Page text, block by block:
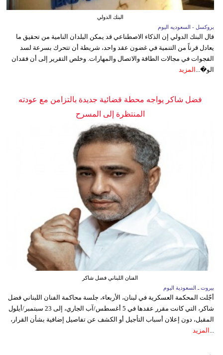
البنك الدولي
بروكسل - السعوديه اليوم
قال البنك الدولي إن الذكاء الاصطناعي قد يمكن البلدان النامية من تحقيق ما
يعادل قرناً من التنمية في غضون عقد واحد، شريطة أن تتحرك بسرعة لسد
الفجوات في مجالات الطاقة والاتصال والمهارات. وخلص التقرير إلى أن فقدان
الو�... المزيد
فضل شاكر يواجه محطة قضائية جديدة بالتزامن مع عودته
المنتظرة إلى المسرح
الفنان اللبناني فضل شاكر
بيروت ـ السعودية اليوم
أجّلت المحكمة العسكرية في لبنان، الأربعاء، جلسة محاكمة الفنان اللبناني فضل
شاكر، التي كانت مقرر عقدها في 5 أغسطس/آب الجاري، إلى 23 سبتمبر/أيلول
المقبل، دون إعلان أسباب التأجيل أو الكشف عن تفاصيل إضافية بشأن القرار،
المزيد